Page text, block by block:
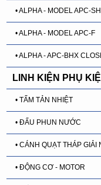
• ALPHA - MODEL APC-SH
• ALPHA - MODEL APC-F
• ALPHA - APC-BHX
LINH KIỆN PHỤ
• TẤM TẢN NHIỆT
• ĐẤU PHUN NƯỚC
• CÁNH QUẠT THÁP GIẢI
• ĐỘNG CƠ - MOTOR